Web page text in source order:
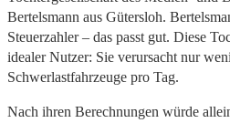
Bertelsmann aus Gütersloh.
Steuerzahler – das passt gut. Diese
idealer Nutzer: Sie verursacht nur
Schwerlastfahrzeuge pro Tag.
Nach ihren Berechnungen würde